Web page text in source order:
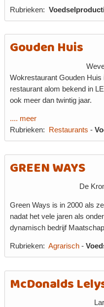
Rubrieken:
Gouden Huis
Wokrestaurant Gouden Huis
restaurant alom bekend in
ook meer dan twintig jaar.
.... meer
Rubrieken:
Restaurants -
GREEN WAYS
De
Green Ways is in 2000 als
nadat het vele jaren als
dynamisch bedrijf
Rubrieken:Agrarisch -
McDonalds